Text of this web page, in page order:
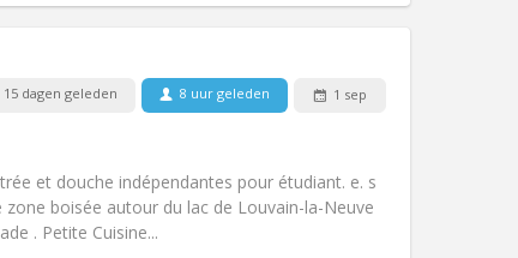
15 dagen geleden 8 uur geleden 1 sep
et douche indépendantes pour étudiant. e. s
boisée autour du lac de Louvain-la-Neuve
. Petite Cuisine...
Andere
Sfeer:Rustig, gemeenschappelijk,
Rookvrij
Huisdieren: Nee